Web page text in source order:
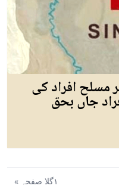
مسلح افراد کی
جاں بحق
١گلا صفحہ »